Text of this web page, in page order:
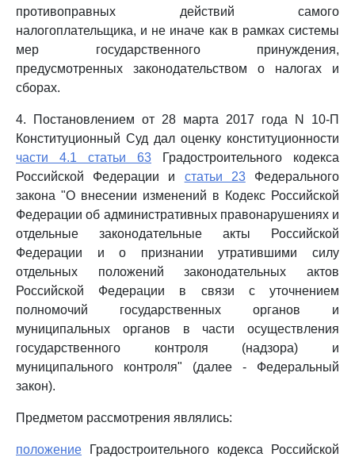
противоправных действий самого
налогоплательщика, и не иначе как в рамках системы
мер государственного принуждения,
предусмотренных законодательством о налогах и
сборах.
4. Постановлением от 28 марта 2017 года N 10-П
Конституционный Суд дал оценку конституционности
части 4.1 статьи 63 Градостроительного кодекса
Российской Федерации и статьи 23Федерального
закона "О внесении изменений в Кодекс Российской
Федерации об административных правонарушениях и
отдельные законодательные акты Российской
Федерации и о признании утратившими силу
отдельных положений законодательных актов
Российской Федерации в связи с уточнением
полномочий государственных органов и
муниципальных органов в части осуществления
государственного контроля (надзора) и
муниципального контроля" (далее - Федеральный
закон).
Предметом рассмотрения являлись:
положение Градостроительного кодекса Российской